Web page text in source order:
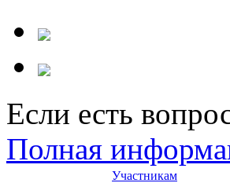
Если есть
Полная
Участникам